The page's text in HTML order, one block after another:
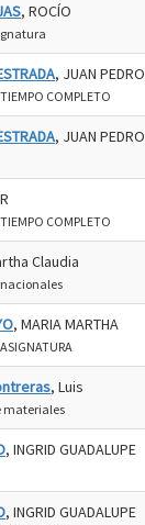
, ROCÍO
, JUAN PEDRO
COMPLETO
, JUAN PEDRO
COMPLETO
Claudia
, MARIA MARTHA
, Luis
materiales
, INGRID GUADALUPE
, INGRID GUADALUPE